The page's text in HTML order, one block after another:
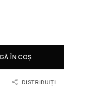
ÎN COȘ
DISTRIBUIȚI